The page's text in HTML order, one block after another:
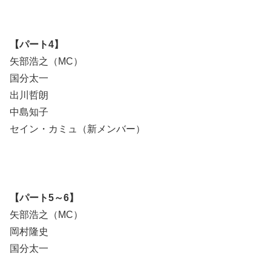
【パート4】
矢部浩之（MC）
国分太一
出川哲朗
中島知子
セイン・カミュ（新メンバー）
【パート5～6】
矢部浩之（MC）
岡村隆史
国分太一